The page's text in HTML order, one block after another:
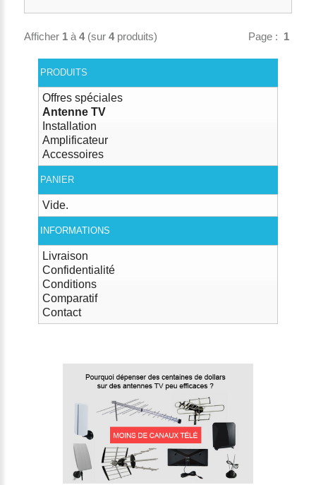
Page : 1
Afficher 1à 4(sur 4produits)
PRODUITS
Offres spéciales
Antenne TV
Installation
Amplificateur
Accessoires
PANIER
Vide.
INFORMATIONS
Livraison
Confidentialité
Conditions
Comparatif
Contact